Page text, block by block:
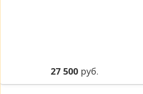
27 500 руб.